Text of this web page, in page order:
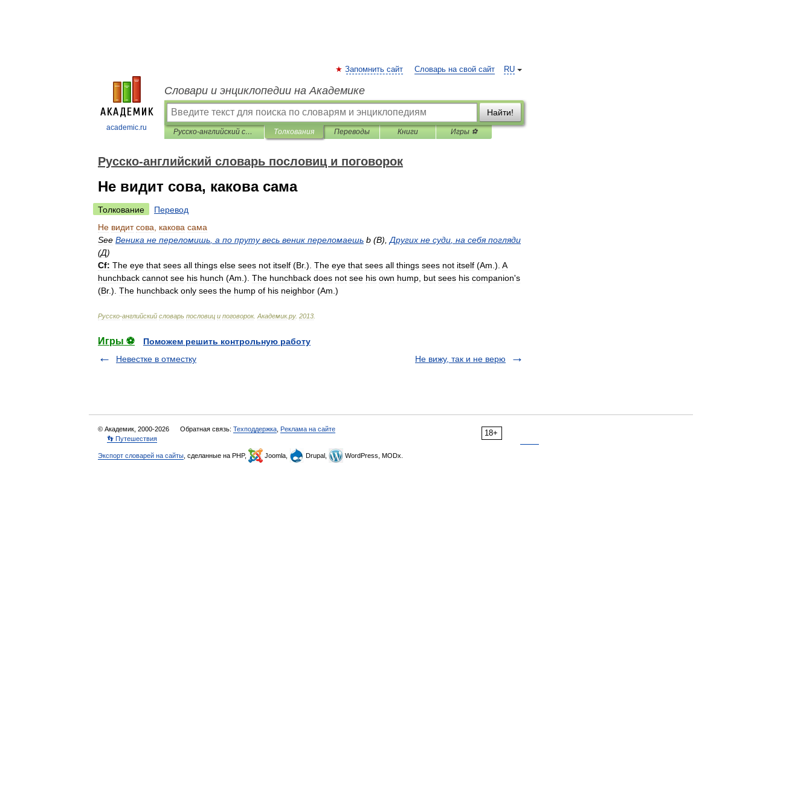
academic.ru
RU
Запомнить сайт Словарь на свой сайт
Словари и энциклопедии на Академике
Найти!
Русско-английский словарь пословиц и поговорок Толкования Переводы Книги Игры ⚽
Русско-английский словарь пословиц и поговорок
Не видит сова, какова сама
Толкование
Перевод
Не видит сова какова сама
See Веника не переломишь а по пруту весь веник переломаешь b (В), Других не суди на себя погляди
(Д)
Cf: The eye that sees all things else sees not itself (Br.). The eye that sees all things sees not itself (Am ). A
hunchback cannot see his hunch (Am ). The hunchback does not see his own hump but sees his companion's
(Br.). The hunchback only sees the hump of his neighbor (Am )
Русско-английский словарь пословиц и поговорок. Академик.ру. 2013
Игры ⚽
Поможем решить контрольную работу
Невестке в отместку
Не вижу, так и не верю
18+
© Академик, 2000-2026 Обратная связь: Техподдержка Реклама на сайте
👣 Путешествия
Экспорт словарей на сайты , сделанные на PHP, Joomla, Drupal, WordPress, MODx.